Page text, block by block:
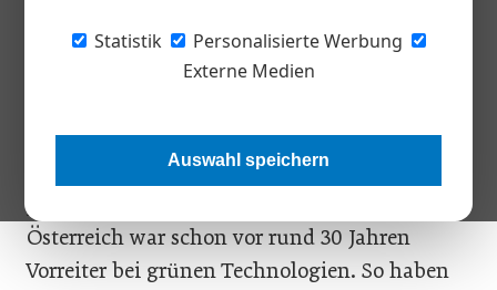
Statistik
Personalisierte Werbung
Externe Medien
Auswahl speichern
Die österreichische Greentech-Branche müsste
Klimazielen und Green Deal mit ihren
Angeboten international zu punkten.
Österreich war schon vor rund 30 Jahren
Vorreiter bei grünen Technologien. So haben